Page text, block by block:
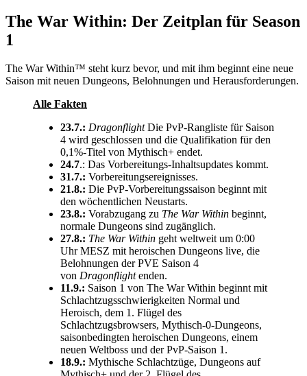
The War Within: Der Zeitplan für Season
1
The War Within™ steht kurz bevor, und mit ihm beginnt eine neue
Saison mit neuen Dungeons, Belohnungen und Herausforderungen.
Alle Fakten
23.7.: DragonflightDie PvP-Rangliste für Saison
4 wird geschlossen und die Qualifikation für den
0,1%-Titel von Mythisch+ endet.
24.7.: Das Vorbereitungs-Inhaltsupdates kommt.
31.7.: Vorbereitungsereignisses.
21.8.: Die PvP-Vorbereitungssaison beginnt mit
den wöchentlichen Neustarts.
23.8.: Vorabzugang zu The War Within beginnt,
normale Dungeons sind zugänglich.
27.8.: The War Within geht weltweit um 0:00
Uhr MESZ mit heroischen Dungeons live, die
Belohnungen der PVE Saison 4
von Dragonflightenden.
11.9.: Saison 1 von The War Within beginnt mit
Schlachtzugsschwierigkeiten Normal und
Heroisch, dem 1. Flügel des
Schlachtzugsbrowsers, Mythisch-0-Dungeons,
saisonbedingten heroischen Dungeons, einem
neuen Weltboss und der PvP-Saison 1.
18.9.: Mythische Schlachtzüge, Dungeons auf